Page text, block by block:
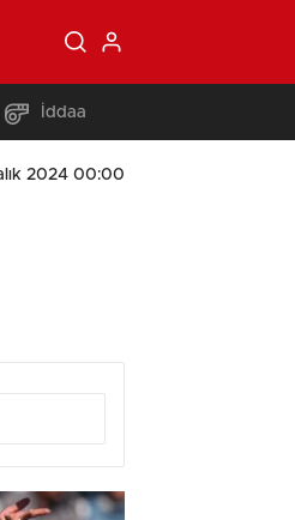
İddaa
2024 00:00